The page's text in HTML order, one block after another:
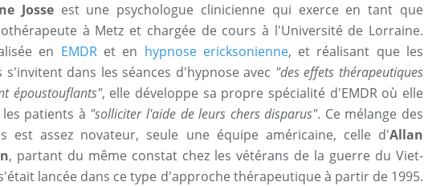
Josseest une psychologue clinicienne qui exerce en tant que
à Metz et chargée de cours à l'Université de Lorraine.
en EMDRet en hypnose ericksonienne, et réalisant que les
s'invitent dans les séances d'hypnose avec "des effets thérapeutiques
époustouflants", elle développe sa propre spécialité d'EMDR où elle
patients à "solliciter l'aide de leurs chers disparus". Ce mélange des
est assez novateur, seule une équipe américaine, celle d'Allan
, partant du même constat chez les vétérans de la guerre du Viet-
lancée dans ce type d'approche thérapeutique à partir de 1995.